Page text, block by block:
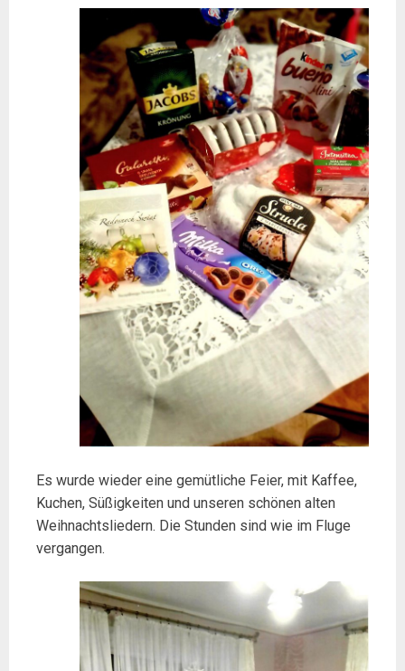
Es wurde wieder eine gemütliche Feier, mit Kaffee,
Kuchen, Süßigkeiten und unseren schönen alten
Weihnachtsliedern. Die Stunden sind wie im Fluge
vergangen.